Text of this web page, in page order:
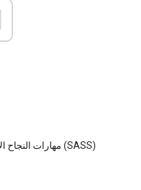
مهارات النجاح الاجتماعي والأكاديمي (SASS)